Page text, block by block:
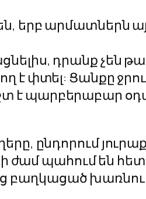
երբ արմատներն
դրանք չեն
է փտել: Ցանքը
է պարբերաբար
ընդորում
ժամ պահում են
բաղկացած